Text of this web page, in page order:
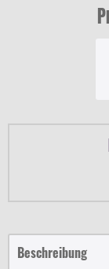
Beschreibung